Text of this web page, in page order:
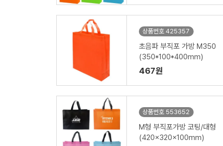
상품번호 425357
초음파 부직포 가방 M350
(350*100*400mm)
467원
상품번호 553652
M형 부직포가방 코팅/대형
(420x320x100mm)